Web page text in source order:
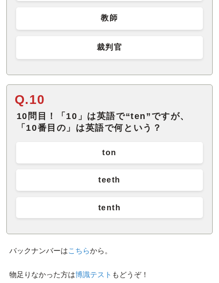
教師
裁判官
Q.10
10問目！「10」は英語で“ten”ですが、
「10番目の」は英語で何という？
ton
teeth
tenth
バックナンバーはこちらから。
物足りなかった方は博識テスト もどうぞ！